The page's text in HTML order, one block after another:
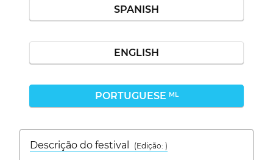
SPANISH
ENGLISH
PORTUGUESE ML
Descrição do festival
(Edição: )